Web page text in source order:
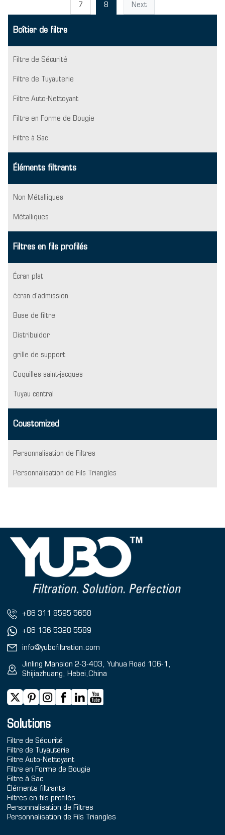
7 8 Next
Boîtier de filtre
Filtre de Sécurité
Filtre de Tuyauterie
Filtre Auto-Nettoyant
Filtre en Forme de Bougie
Filtre à Sac
Éléments filtrants
Non Métalliques
Métalliques
Filtres en fils profilés
Écran plat
écran d'admission
Buse de filtre
Distribuidor
grille de support
Coquilles saint-jacques
Tuyau central
Coustomized
Personnalisation de Filtres
Personnalisation de Fils Triangles
+86 311 8595 5658
+86 136 5328 5589
info@yubofiltration.com
Jinling Mansion 2-3-403, Yuhua Road 106-1,
Shijiazhuang, Hebei,China
Solutions
Filtre de Sécurité
Filtre de Tuyauterie
Filtre Auto-Nettoyant
Filtre en Forme de Bougie
Filtre à Sac
Éléments filtrants
Filtres en fils profilés
Personnalisation de Filtres
Personnalisation de Fils Triangles